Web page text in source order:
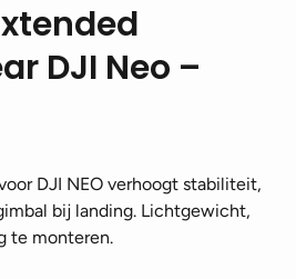
DJI Neo –
DJI NEO verhoogt stabiliteit,
bij landing. Lichtgewicht,
te monteren.